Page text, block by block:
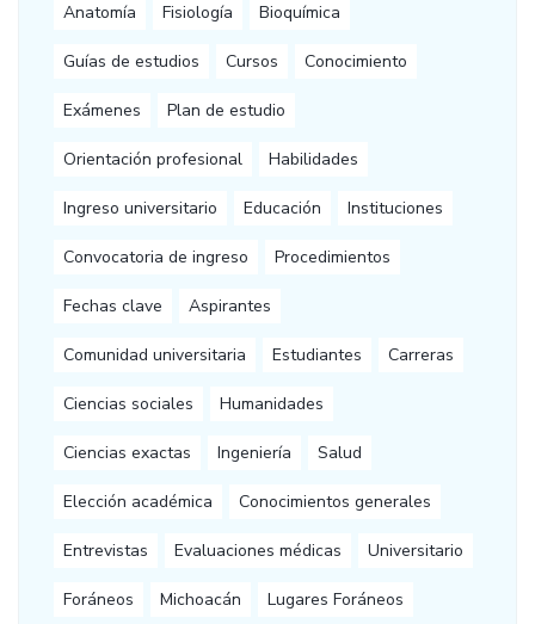
Anatomía Fisiología Bioquímica
Guías de estudios Cursos Conocimiento
Exámenes Plan de estudio
Orientación profesional Habilidades
Ingreso universitario Educación Instituciones
Convocatoria de ingreso Procedimientos
Fechas clave Aspirantes
Comunidad universitaria Estudiantes Carreras
Ciencias sociales Humanidades
Ciencias exactas Ingeniería Salud
Elección académica Conocimientos generales
Entrevistas Evaluaciones médicas Universitario
Foráneos Michoacán Lugares Foráneos